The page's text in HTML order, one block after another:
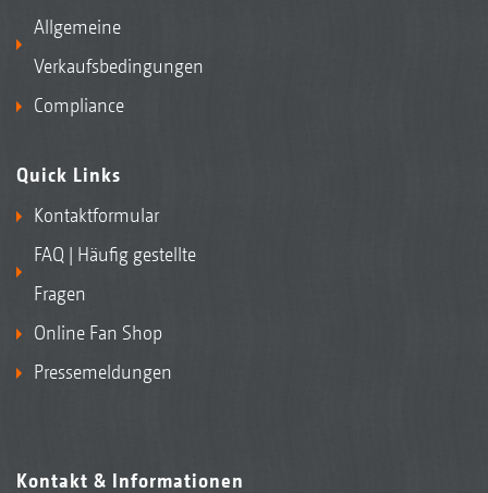
Allgemeine
Verkaufsbedingungen
Compliance
Quick Links
Kontaktformular
FAQ | Häufig gestellte
Fragen
Online Fan Shop
Pressemeldungen
Kontakt & Informationen